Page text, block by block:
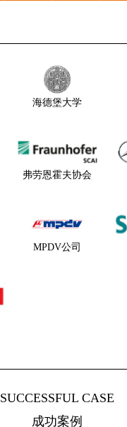
海德堡大学
弗劳恩霍夫协会
MPDV公司
SUCCESSFUL CASE
成功案例